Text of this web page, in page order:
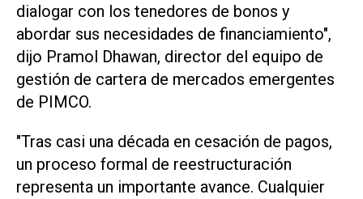
dialogar con los tenedores de bonos y
abordar sus necesidades de financiamiento",
dijo Pramol Dhawan, director del equipo de
gestión de cartera de mercados emergentes
de PIMCO.
"Tras casi una década en cesación de pagos,
un proceso formal de reestructuración
representa un importante avance. Cualquier